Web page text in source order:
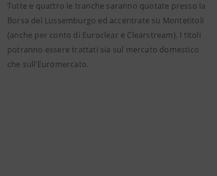
Tutte e quattro le tranche saranno quotate presso la
Borsa del Lussemburgo ed accentrate su Montetitoli
(anche per conto di Euroclear e Clearstream). I titoli
potranno essere trattati sia sul mercato domestico
che sull’Euromercato.